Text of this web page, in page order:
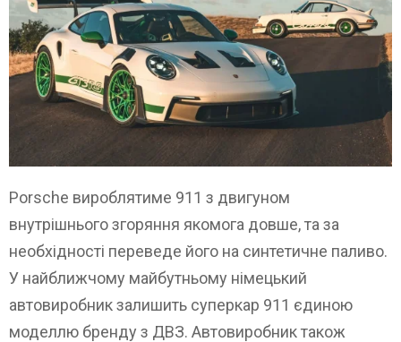
Porsche вироблятиме 911 з двигуном
внутрішнього згоряння якомога довше, та за
необхідності переведе його на синтетичне паливо.
У найближчому майбутньому німецький
автовиробник залишить суперкар 911 єдиною
моделлю бренду з ДВЗ. Автовиробник також